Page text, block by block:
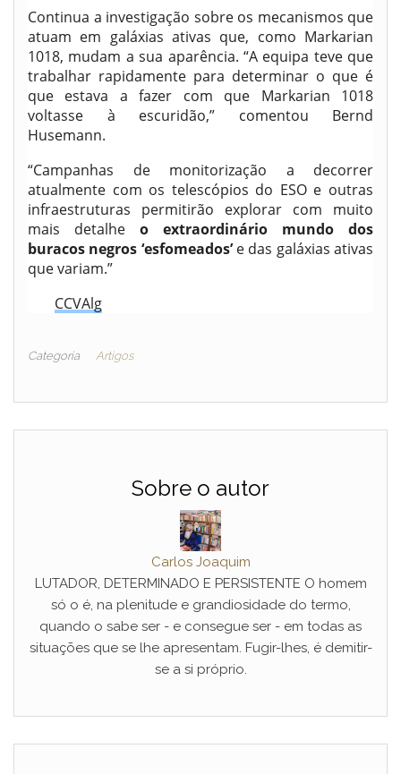
Continua a investigação sobre os mecanismos que
atuam em galáxias ativas que, como Markarian
1018, mudam a sua aparência. “A equipa teve que
trabalhar rapidamente para determinar o que é
que estava a fazer com que Markarian 1018
voltasse à escuridão,” comentou Bernd
Husemann.
“Campanhas de monitorização a decorrer
atualmente com os telescópios do ESO e outras
infraestruturas permitirão explorar com muito
mais detalhe o extraordinário mundo dos
buracos negros ‘esfomeados’e das galáxias ativas
que variam.”
CCVAlg
Categoria Artigos
Sobre o autor
Carlos Joaquim
LUTADOR, DETERMINADO E PERSISTENTE O homem
só o é, na plenitude e grandiosidade do termo,
quando o sabe ser - e consegue ser - em todas as
situações que se lhe apresentam. Fugir-lhes, é demitir-
se a si próprio.